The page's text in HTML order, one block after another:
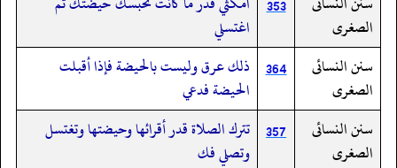
الصغرى
353
اغتسلي
سنن النسائى
الصغرى
364 ذلك عرق وليست بالحيضة فإذا أقبلت
الحيضة فدعي
سنن النسائى
الصغرى
357 تترك الصلاة قدر أقرائها وحيضتها وتغتسل
وتصلي فك